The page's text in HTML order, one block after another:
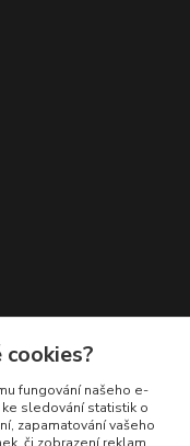
cookies?
fungování našeho e-
sledování statistik o
zapamatování vašeho